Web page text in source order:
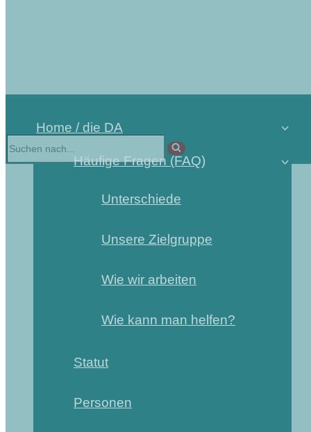
Home / die DA
Häufige Fragen (FAQ)
Unterschiede
Unsere Zielgruppe
Wie wir arbeiten
Wie kann man helfen?
Statut
Personen